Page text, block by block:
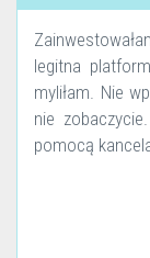
legitna
myliłam. Nie
nie
pomocą